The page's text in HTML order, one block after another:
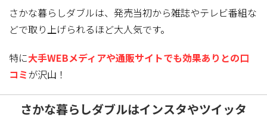
さかな暮らしダブルは、発売当初から雑誌やテレビ番組な
どで取り上げられるほど大人気です。
特に大手WEBメディアや通販サイトでも効果ありとの口
コミが沢山！
さかな暮らしダブルはインスタやツイッタ